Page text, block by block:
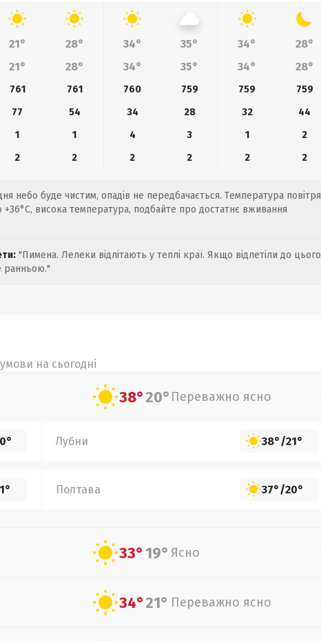
21° 28° 34° 35° 34°
28°
21° 28° 34° 35° 34° 28°
761 761 760 759 759
759
77 54 34 28 32
44
1 1 4 3 1
2
2 2 2 2 2 2
небо буде чистим, опадів не передбачається. Температура повітря
+36°C, висока температура, подбайте про достатнє вживання
"Пимена. Лелеки відлітають у теплі краї. Якщо відлетіли до цього
ранньою."
на сьогодні
38°20° Переважно ясно
Лубни 38°/21°
Полтава 37°/20°
33°19° Ясно
34°21° Переважно ясно